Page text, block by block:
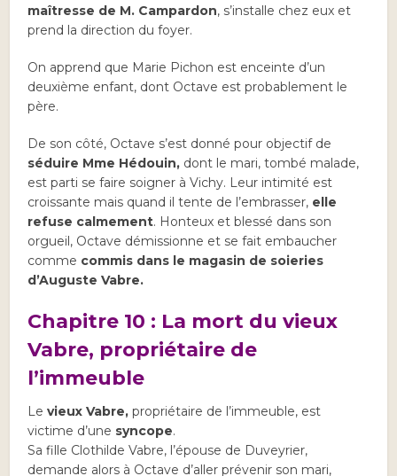
maîtresse de M. Campardon, s’installe chez eux et
prend la direction du foyer.
On apprend que Marie Pichon est enceinte d’un
deuxième enfant, dont Octave est probablement le
père.
De son côté, Octave s’est donné pour objectif de
séduire Mme Hédouin, dont le mari, tombé malade,
est parti se faire soigner à Vichy. Leur intimité est
croissante mais quand il tente de l’embrasser, elle
refuse calmement. Honteux et blessé dans son
orgueil, Octave démissionne et se fait embaucher
comme commis dans le magasin de soieries
d’Auguste Vabre.
Chapitre 10 : La mort du vieux
Vabre, propriétaire de
l’immeuble
Levieux Vabre, propriétaire de l’immeuble, est
victime d’une syncope.
Sa fille Clothilde Vabre, l’épouse de Duveyrier,
demande alors à Octave d’aller prévenir son mari,